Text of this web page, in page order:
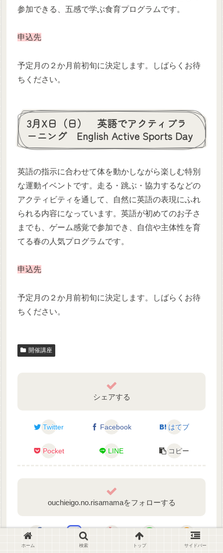
参加できる、五感で学ぶ食育プログラムです。
申込先
予定月の２か月前初旬に決定します。しばらくお待
ちください。
3月X日（日） 英語でアクティブラ
ーニング English Active Sports Day
英語の指示に合わせて体を動かしながら楽しむ特別
な運動イベントです。走る・跳ぶ・協力するなどの
アクティビティを通して、自然に英語の表現にふれ
られる内容になっています。英語が初めてのお子さ
までも、ゲーム感覚で参加でき、自信や主体性を育
てる春の人気プログラムです。
申込先
予定月の２か月前初旬に決定します。しばらくお待
ちください。
開催講座
シェアする
Twitter Facebook はてブ
Pocket LINE コピー
ouchieigo.no.risamamaをフォローする
ホーム 検索 トップ サイドバー